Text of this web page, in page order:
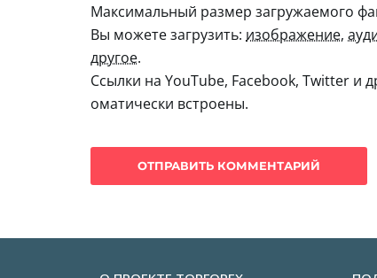
Максимальный размер загружаемого
Вы можете загрузить: изображение,
другое.
Ссылки на YouTube, Facebook, Twitter и
оматически встроены.